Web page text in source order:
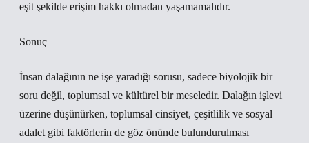
eşit şekilde erişim hakkı olmadan yaşamamalıdır.
Sonuç
İnsan dalağının ne işe yaradığı sorusu, sadece biyolojik bir
soru değil, toplumsal ve kültürel bir meseledir. Dalağın işlevi
üzerine düşünürken, toplumsal cinsiyet, çeşitlilik ve sosyal
adalet gibi faktörlerin de göz önünde bulundurulması